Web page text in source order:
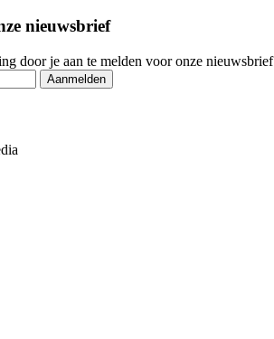
nieuwsbrief
door je aan te melden voor onze nieuwsbrief
Aanmelden